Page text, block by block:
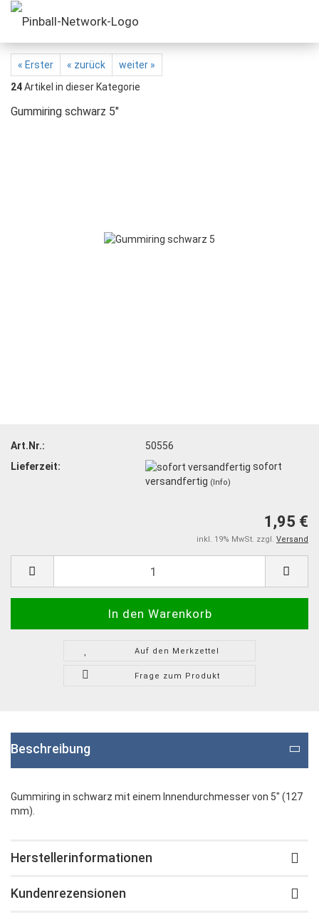
« Erster « zurück
weiter »
24Artikel in dieser Kategorie
Gummiring schwarz 5"
Art.Nr.:
50556
Lieferzeit:
sofort
versandfertig (Info)
1,95 €
inkl. 19% MwSt. zzgl. Versand
Auf den Merkzettel
Frage zum Produkt
Beschreibung
Gummiring in schwarz mit einem Innendurchmesser von 5" (127
mm).
Herstellerinformationen
Kundenrezensionen